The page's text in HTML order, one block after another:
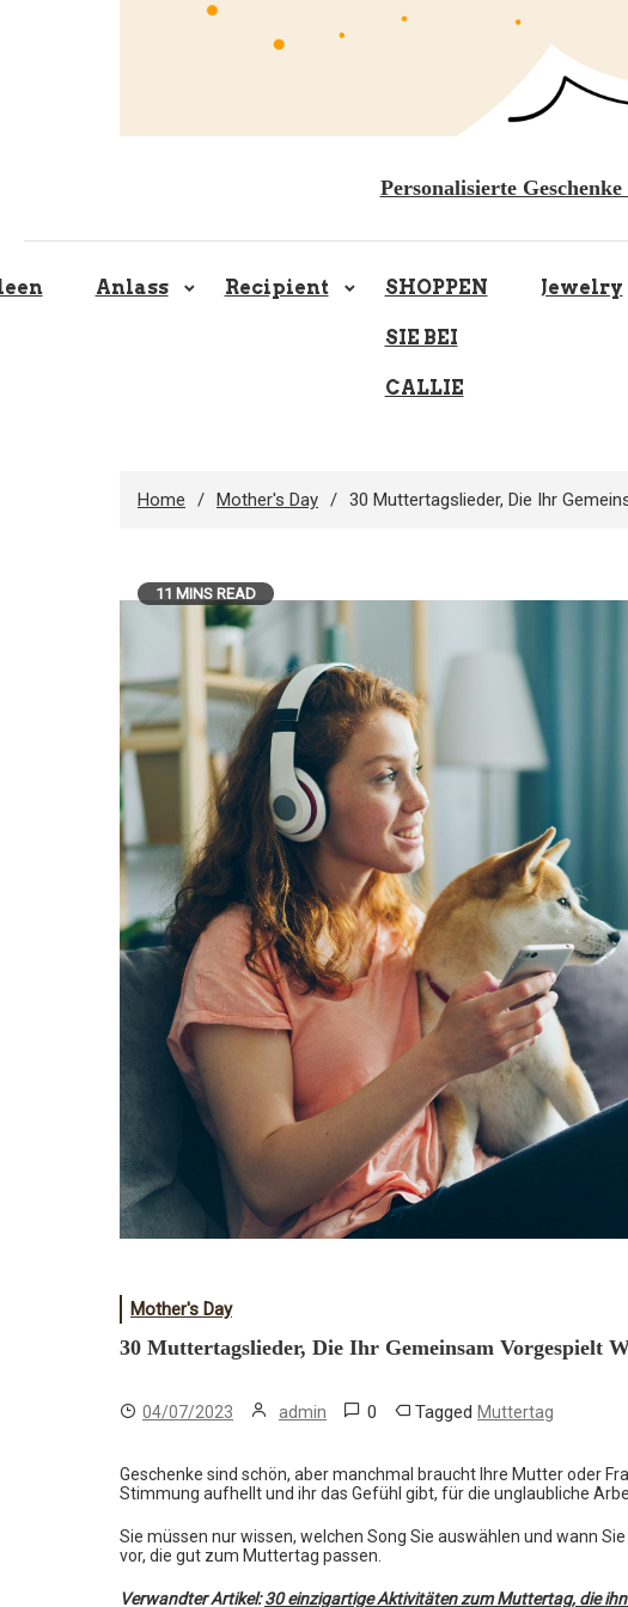
Personalisierte
Anlass Recipient SHOPPEN
SIE BEI
CALLIE
Jewelry
Home Mother's Day 30 Muttertagslieder, Die Ihr
11 MINS READ
Mother's Day
30 Muttertagslieder, Die Ihr Gemeinsam Vorgespielt
04/07/2023 admin 0 Tagged Muttertag
Geschenke sind schön, aber manchmal braucht Ihre Mutter oder
Stimmung aufhellt und ihr das Gefühl gibt, für die unglaubliche
Sie müssen nur wissen, welchen Song Sie auswählen und wann
vor, die gut zum Muttertag passen.
Verwandter Artikel: 30 einzigartige Aktivitäten zum Muttertag, die